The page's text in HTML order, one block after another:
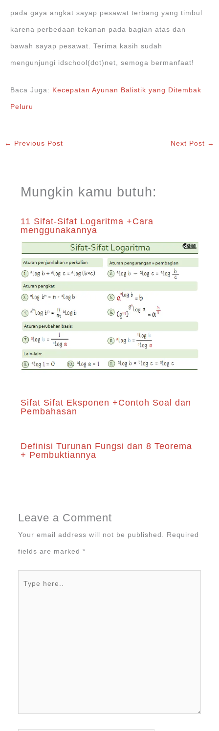
pada gaya angkat sayap pesawat terbang yang timbul
karena perbedaan tekanan pada bagian atas dan
bawah sayap pesawat. Terima kasih sudah
mengunjungi idschool(dot)net, semoga bermanfaat!
Baca Juga: Kecepatan Ayunan Balistik yang Ditembak
Peluru
← Previous Post Next Post →
Mungkin kamu butuh:
11 Sifat-Sifat Logaritma +Cara
menggunakannya
Sifat Sifat Eksponen +Contoh Soal dan
Pembahasan
Definisi Turunan Fungsi dan 8 Teorema
+ Pembuktiannya
Leave a Comment
Your email address will not be published. Required
fields are marked *